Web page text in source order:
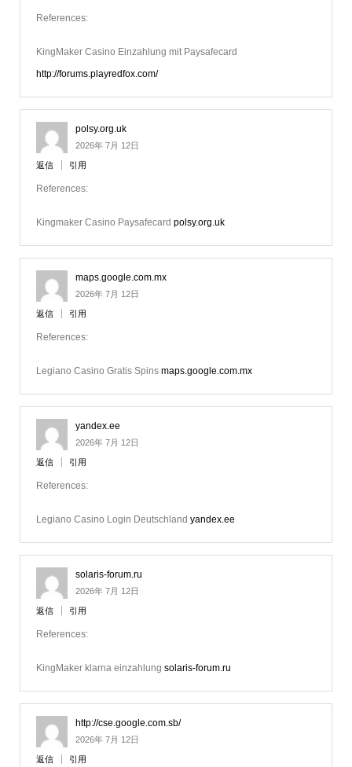
References:
KingMaker Casino Einzahlung mit Paysafecard
http://forums.playredfox.com/
polsy.org.uk
2026年 7月 12日
返信 引用
References:
Kingmaker Casino Paysafecard polsy.org.uk
maps.google.com.mx
2026年 7月 12日
返信 引用
References:
Legiano Casino Gratis Spins maps.google.com.mx
yandex.ee
2026年 7月 12日
返信 引用
References:
Legiano Casino Login Deutschland yandex.ee
solaris-forum.ru
2026年 7月 12日
返信 引用
References:
KingMaker klarna einzahlung solaris-forum.ru
http://cse.google.com.sb/
2026年 7月 12日
返信 引用